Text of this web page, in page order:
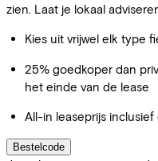
zien. Laat je lokaal
Kies uit vrijwel elk type
25% goedkoper dan
het einde van de lease
All-in leaseprijs
Bestelcode